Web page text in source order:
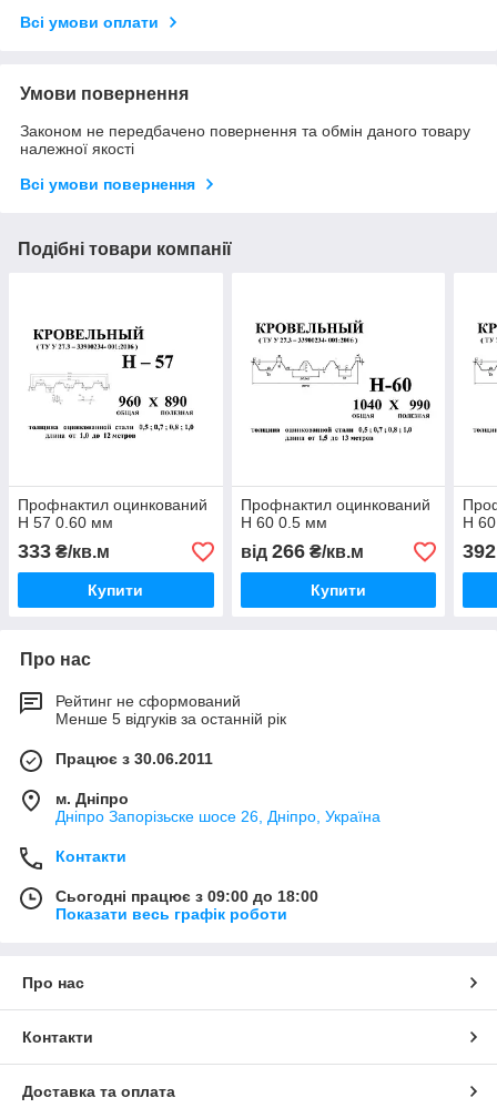
Всі умови оплати
Умови повернення
Законом не передбачено повернення та обмін даного товару
належної якості
Всі умови повернення
Подібні товари компанії
Профнактил оцинкований
Н 57 0.60 мм
333 ₴/кв.м
Купити
Профнактил оцинкований
Н 60 0.5 мм
від 266₴/кв.м
Купити
Н
392
Про нас
Рейтинг не сформований
Менше 5 відгуків за останній рік
Працює з 30.06.2011
м. Дніпро
Дніпро Запорізьске шосе 26, Дніпро, Україна
Контакти
Сьогодні працює з 09:00 до 18:00
Показати весь графік роботи
Про нас
Контакти
Доставка та оплата